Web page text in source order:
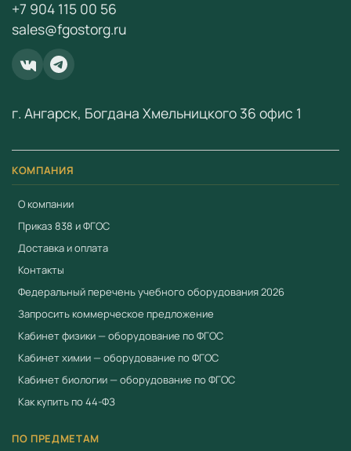
свяжитесь с нами:
fgostorg.ru@yandex.ru
ООО «Учебный Стандарт» — поставщик
ИНН 3801158281.
КОМПАНИЯ
О компании
Приказ 838 и ФГОС
Доставка и оплата
Контакты
Федеральный перечень учебного оборудования 2026
Запросить коммерческое предложение
Кабинет физики — оборудование по ФГОС
Кабинет химии — оборудование по ФГОС
Кабинет биологии — оборудование по ФГОС
Как купить по 44-ФЗ
ПО ПРЕДМЕТАМ
+7 904 115 00 56
sales@fgostorg.ru
г. Ангарск, Богдана Хмельницкого 36 офис 1